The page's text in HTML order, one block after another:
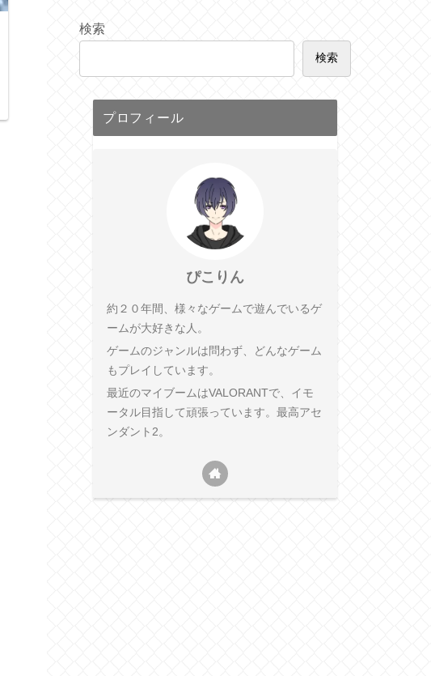
検索
検索
プロフィール
ぴこりん
約２０年間、様々なゲームで遊んでいるゲ
ームが大好きな人。
ゲームのジャンルは問わず、どんなゲーム
もプレイしています。
最近のマイブームはVALORANTで、イモ
ータル目指して頑張っています。最高アセ
ンダント2。